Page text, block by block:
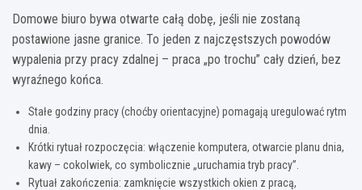
Domowe biuro bywa otwarte całą dobę, jeśli nie zostaną
postawione jasne granice. To jeden z najczęstszych powodów
wypalenia przy pracy zdalnej – praca „po trochu” cały dzień, bez
wyraźnego końca.
Stałe godziny pracy (choćby orientacyjne) pomagają uregulować rytm
dnia.
Krótki rytuał rozpoczęcia: włączenie komputera, otwarcie planu dnia,
kawy – cokolwiek, co symbolicznie „uruchamia tryb pracy”.
Rytuał zakończenia: zamknięcie wszystkich okien z pracą,